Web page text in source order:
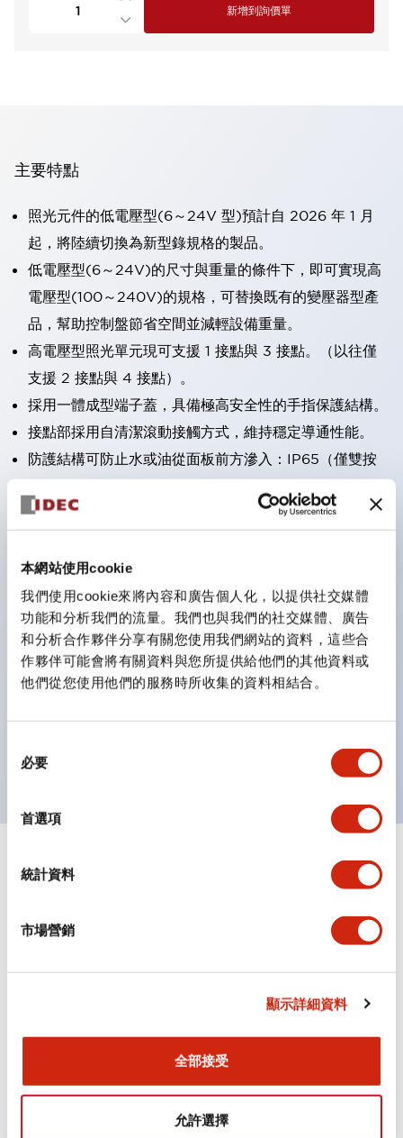
本網站使用cookie
我們使用cookie來將內容和廣告個人化，以提供社交媒體
功能和分析我們的流量。我們也與我們的社交媒體、廣告
和分析合作夥伴分享有關您使用我們網站的資料，這些合
作夥伴可能會將有關資料與您所提供給他們的其他資料或
他們從您使用他們的服務時所收集的資料相結合。
必要
首選項
統計資料
市場營銷
顯示詳細資料
全部接受
允許選擇
新增到詢價單
主要特點
照光元件的低電壓型(6～24V 型)預計自 2026 年 1 月
起，將陸續切換為新型錄規格的製品。
低電壓型(6～24V)的尺寸與重量的條件下，即可實現高
電壓型(100～240V)的規格，可替換既有的變壓器型產
品，幫助控制盤節省空間並減輕設備重量。
高電壓型照光單元現可支援 1 接點與 3 接點。（以往僅
支援 2 接點與 4 接點）。
採用一體成型端子蓋，具備極高安全性的手指保護結構。
接點部採用自清潔滾動接觸方式，維持穩定導通性能。
防護結構可防止水或油從面板前方滲入：IP65（僅雙按
雙按鈕開關，可將兩個獨立動作的按鈕以及一個指示燈這
完整支援全球各地需求的多種電壓規格。
一顆 LED 燈泡即可呈現六種顏色（LSRD 燈泡）。以往
需分色管理的 LED 燈泡，如今可用單一顆燈泡呈現多種
顏色。
支援色彩通用設計（CUD）：可清楚辨識正方平頭形指
顏色表現更明確鮮明，便於更多人識別。
規格 顯示全部+
認證與標準